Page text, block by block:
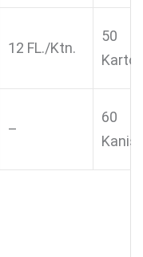
12 FL./Ktn.
50
–
60